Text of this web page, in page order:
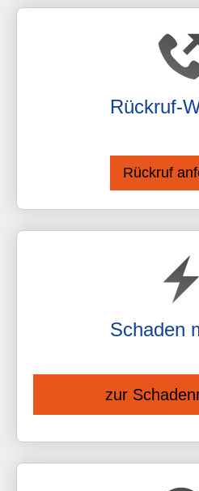
Rück­ruf-
Schaden
zur